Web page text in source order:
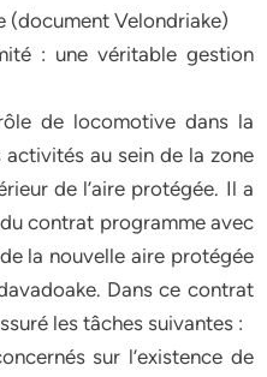
(document Velondriake)
: une véritable gestion
de locomotive dans la
au sein de la zone
de l’aire protégée. Il a
contrat programme avec
la nouvelle aire protégée
Dans ce contrat
les tâches suivantes :
sur l’existence de